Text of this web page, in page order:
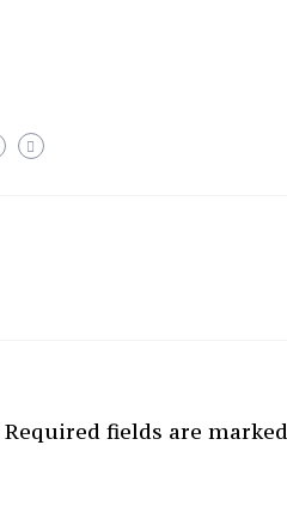
Required fields are marked